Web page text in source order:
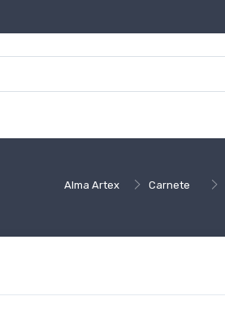
Alma Artex Carnete